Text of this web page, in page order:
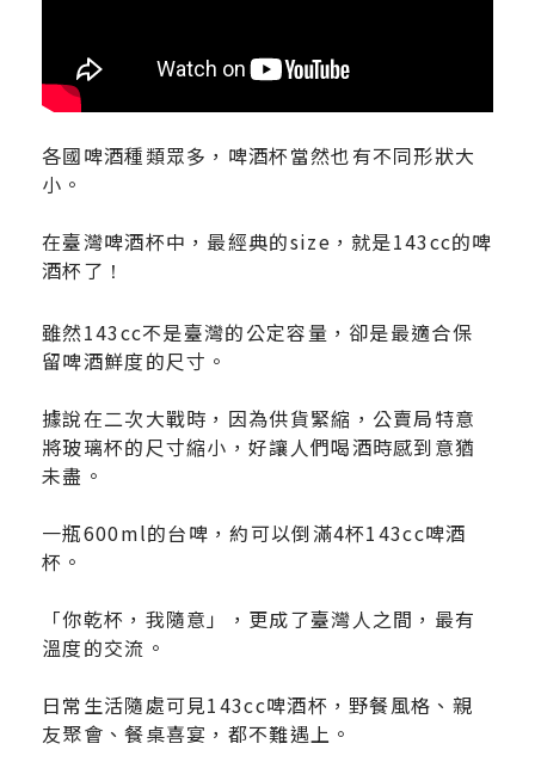
各國啤酒種類眾多，啤酒杯當然也有不同形狀大
小。
在臺灣啤酒杯中，最經典的size，就是143cc的啤
酒杯了 ！
雖然143cc不是臺灣的公定容量，卻是最適合保
留啤酒鮮度的尺寸。
據說在二次大戰時，因為供貨緊縮，公賣局特意
將玻璃杯的尺寸縮小，好讓人們喝酒時感到意猶
未盡。
一瓶600ml的台啤，約可以倒滿4杯143cc啤酒
杯。
「你乾杯，我隨意」，更成了臺灣人之間，最有
溫度的交流。
日常生活隨處可見143cc啤酒杯，野餐風格、親
友聚會、餐桌喜宴，都不難遇上。